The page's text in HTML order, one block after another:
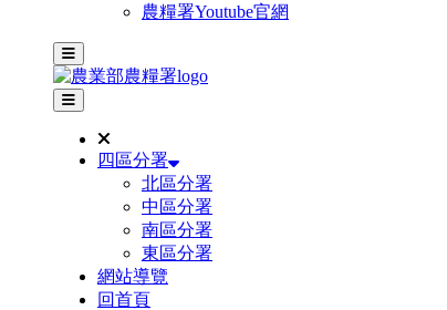
農糧署Youtube官網
主選單
其他網站選單
四區分署
北區分署
中區分署
南區分署
東區分署
網站導覽
回首頁